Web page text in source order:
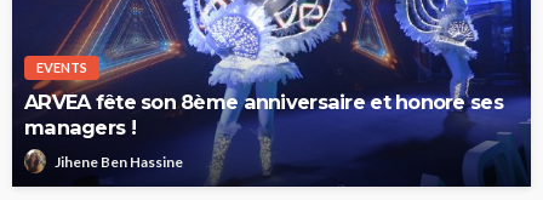
EVENTS
ARVEA fête son 8ème anniversaire et honore ses
managers !
Jihene Ben Hassine